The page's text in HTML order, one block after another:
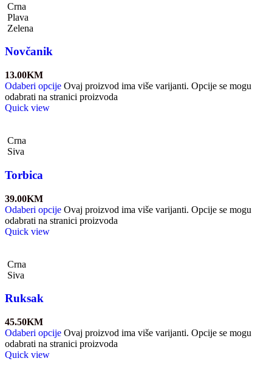
Crna
Plava
Zelena
Novčanik
13.00KM
Odaberi opcije Ovaj proizvod ima više varijanti. Opcije se mogu
odabrati na stranici proizvoda
Quick view
Crna
Siva
Torbica
39.00KM
Odaberi opcije Ovaj proizvod ima više varijanti. Opcije se mogu
odabrati na stranici proizvoda
Quick view
Crna
Siva
Ruksak
45.50KM
Odaberi opcije Ovaj proizvod ima više varijanti. Opcije se mogu
odabrati na stranici proizvoda
Quick view